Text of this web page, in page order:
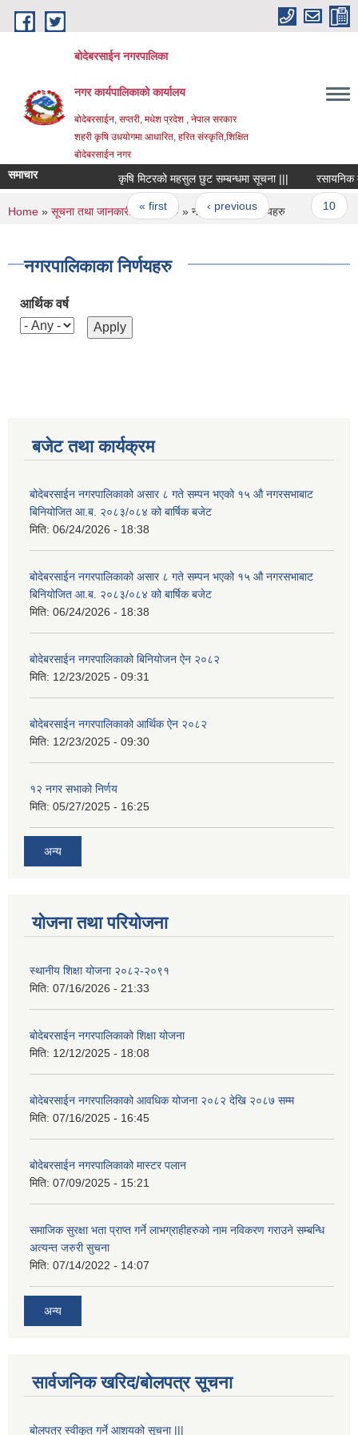
Skip to main content
बोदेबरसाईन नगरपालिका
नगर कार्यपालिकाको कार्यालय
बोदेबरसाईन, सप्तरी, मधेश प्रदेश , नेपाल सरकार
शहरी कृषि उधयोगमा आधारित, हरित संस्कृति,शिक्षित
बोदेबरसाईन नगर
समाचार कृषि मिटरको महसुल छुट सम्बन्धमा सूचना ||| रसायनिक
Pages
« first ‹ previous …
You are here
Home » सूचना तथा जानकारी »निर्णयहरु » नगरपालिकाका निर्णयहरु
नगरपालिकाका निर्णयहरु
आर्थिक वर्ष
बजेट तथा कार्यक्रम
बोदेबरसाईन नगरपालिकाको असार ८ गते सम्पन भएको १५ ‍‍‍औ नगरसभाबाट
बिनियोजित आ.ब. २०८३/०८४ को बार्षिक बजेट
मिति: 06/24/2026 - 18:38
बोदेबरसाईन नगरपालिकाको असार ८ गते सम्पन भएको १५ ‍‍‍औ नगरसभाबाट
बिनियोजित आ.ब. २०८३/०८४ को बार्षिक बजेट
मिति: 06/24/2026 - 18:38
बोदेबरसाईन नगरपालिकाको बिनियोजन ऐन २०८२
मिति: 12/23/2025 - 09:31
बोदेबरसाईन नगरपालिकाको आर्थिक ऐन २०८२
मिति: 12/23/2025 - 09:30
१२ नगर सभाको निर्णय
मिति: 05/27/2025 - 16:25
अन्य
योजना तथा परियोजना
स्थानीय शिक्षा योजना २०८२-२०९१
मिति: 07/16/2026 - 21:33
बोदेबरसाईन नगरपालिकाको शिक्षा योजना
मिति: 12/12/2025 - 18:08
बोदेबरसाईन नगरपालिकाको आवधिक योजना २०८२ देखि २०८७ सम्म
मिति: 07/16/2025 - 16:45
बोदेबरसाईन नगरपालिकाको मास्टर पलान
मिति: 07/09/2025 - 15:21
समाजिक सुरक्षा भता प्राप्त गर्ने लाभग्राहीहरुको नाम नविकरण गराउने सम्बन्धि
अत्यन्त जरुरी सुचना
मिति: 07/14/2022 - 14:07
अन्य
सार्वजनिक खरिद/बोलपत्र सूचना
बोलपत्र स्वीकूत गर्ने आशयको सूचना |||